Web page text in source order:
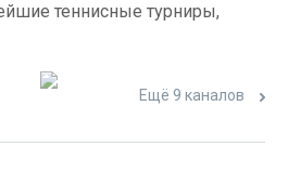
теннисные турниры,
Ещё 9 каналов